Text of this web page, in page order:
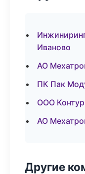
Иваново
АО
ПК Пак
ООО
АО
Другие